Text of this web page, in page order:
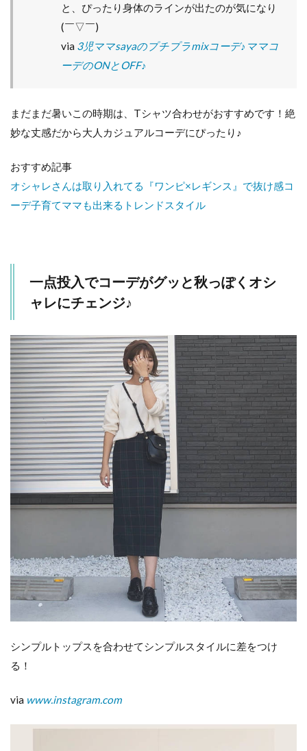
と、ぴったり身体のラインが出たのが気になり
(￣▽￣)
via 3児ママsayaのプチプラmixコーデ♪ママコ
ーデのONとOFF♪
まだまだ暑いこの時期は、Tシャツ合わせがおすすめです！絶
妙な丈感だから大人カジュアルコーデにぴったり♪
おすすめ記事
オシャレさんは取り入れてる『ワンピ×レギンス』で抜け感コ
ーデ子育てママも出来るトレンドスタイル
一点投入でコーデがグッと秋っぽくオシ
ャレにチェンジ♪
シンプルトップスを合わせてシンプルスタイルに差をつけ
る！
via www.instagram.com